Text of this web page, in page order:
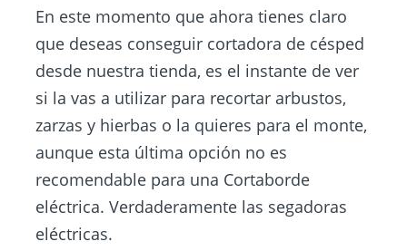
En este momento que ahora tienes claro
que deseas conseguir cortadora de césped
desde nuestra tienda, es el instante de ver
si la vas a utilizar para recortar arbustos,
zarzas y hierbas o la quieres para el monte,
aunque esta última opción no es
recomendable para una Cortaborde
eléctrica. Verdaderamente las segadoras
eléctricas.